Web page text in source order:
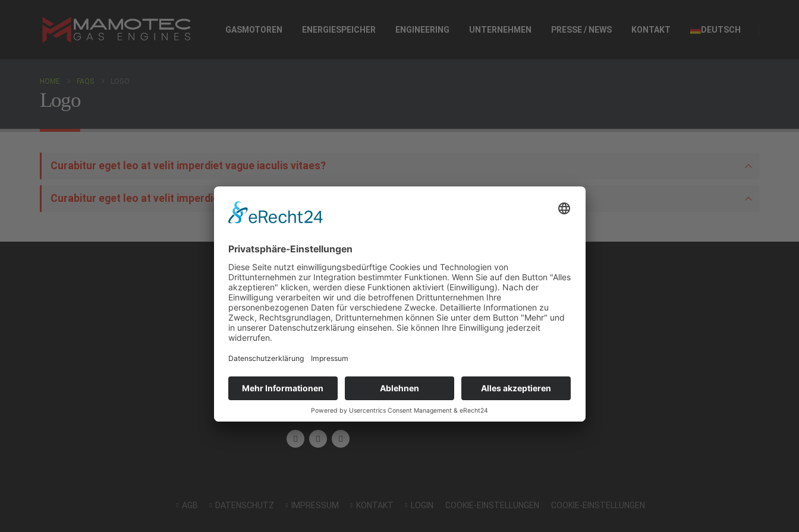
GASMOTOREN ENERGIESPEICHER ENGINEERING UNTERNEHMEN PRESSE / NEWS KONTAKT DEUTSCH
HOME FAQS LOGO
Logo
Curabitur eget leo at velit imperdiet vague iaculis vitaes?
Curabitur eget leo at velit imperdiet varius iaculis vitaes?
CONTACT US
MAMotec GmbH
Fritz-Minhardt-Straße 1
D-76456 Kuppenheim
+ 49 7222 / 506 10 51
FOLLOW US ON
AGB DATENSCHUTZ IMPRESSUM KONTAKT LOGIN COOKIE-EINSTELLUNGEN COOKIE-EINSTELLUNGEN